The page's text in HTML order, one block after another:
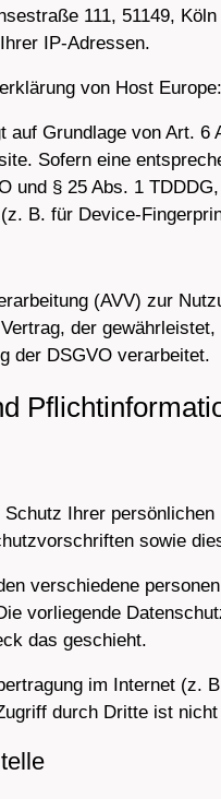
111, 51149,
IP-Adressen.
von Host Europe:
auf Grundlage von Art.
Sofern eine
und § 25 Abs. 1
B. für Device-
(AVV) zur
der
der DSGVO verarbeitet.
Ihrer
sowie
verschiedene
vorliegende
das geschieht.
im Internet (z.
durch Dritte ist